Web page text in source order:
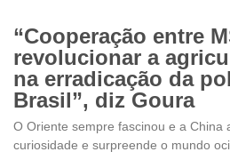
“Cooperação entre
revolucionar a
na erradicação da
Brasil”, diz Goura
O Oriente sempre fascinou e a China
curiosidade e surpreende o mundo